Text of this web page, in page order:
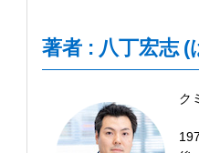
著者 : 八丁宏志
ク